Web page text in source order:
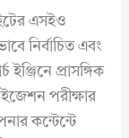
এসইও
নির্বাচিত এবং
প্রাসঙ্গিক
পরীক্ষার
কন্টেন্টে